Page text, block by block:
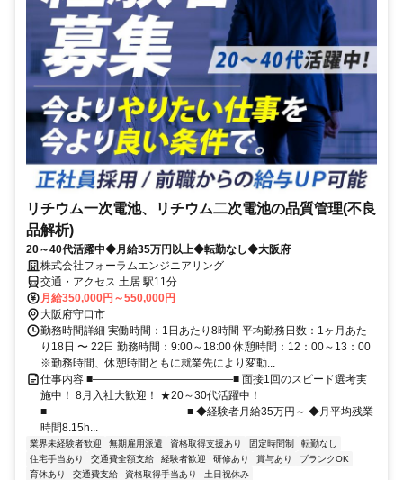
リチウム一次電池、リチウム二次電池の品質管理(不良
品解析)
20～40代活躍中◆月給35万円以上◆転勤なし◆大阪府
株式会社フォーラムエンジニアリング
交通・アクセス 土居 駅11分
月給350,000円～550,000円
大阪府守口市
勤務時間詳細 実働時間：1日あたり8時間 平均勤務日数：1ヶ月あた
り18日 〜 22日 勤務時間：9:00～18:00 休憩時間：12：00～13：00
※勤務時間、休憩時間ともに就業先により変動...
仕事内容 ■―――――――――――――■ 面接1回のスピード選考実
施中！ 8月入社大歓迎！ ★20～30代活躍中！
■―――――――――――――■ ◆経験者月給35万円～ ◆月平均残業
時間8.15h...
業界未経験者歓迎 無期雇用派遣 資格取得支援あり 固定時間制
転勤なし
住宅手当あり
交通費全額支給 経験者歓迎 研修あり 賞与あり
ブランクOK
育休あり
交通費支給 資格取得手当あり 土日祝休み